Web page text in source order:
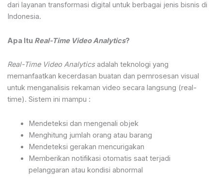
dari layanan transformasi digital untuk berbagai jenis bisnis di
Indonesia.
Apa Itu Real-Time Video Analytics?
Real-Time Video Analyticsadalah teknologi yang
memanfaatkan kecerdasan buatan dan pemrosesan visual
untuk menganalisis rekaman video secara langsung (real-
time). Sistem ini mampu :
Mendeteksi dan mengenali objek
Menghitung jumlah orang atau barang
Mendeteksi gerakan mencurigakan
Memberikan notifikasi otomatis saat terjadi
pelanggaran atau kondisi abnormal